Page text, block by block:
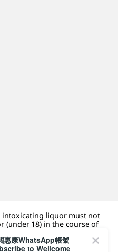
intoxicating liquor must not
(under 18) in the course of
，向未成年人 (18 歲以下人士)
惠康WhatsApp帳號
to Wellcome